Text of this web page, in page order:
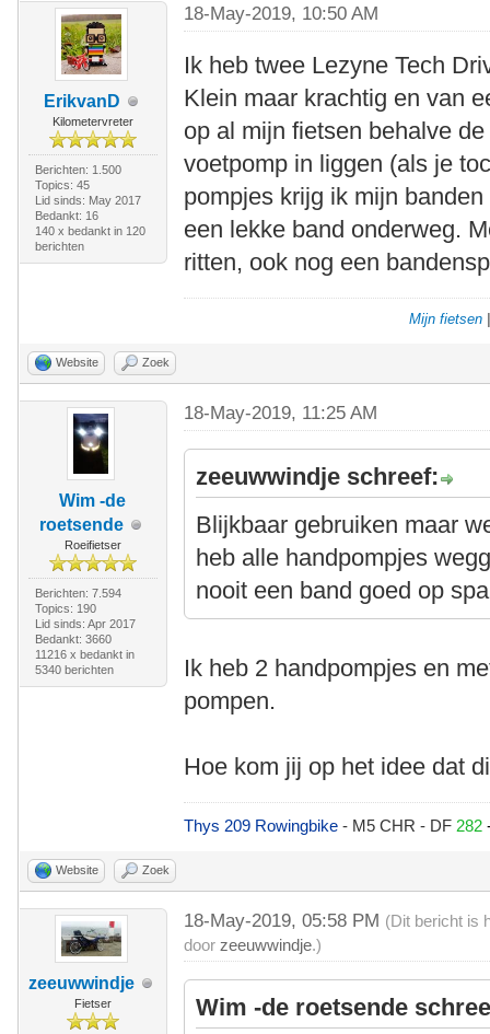
ErikvanD
Kilometervreter
Berichten: 1.500
Topics: 45
Lid sinds: May 2017
Bedankt: 16
140 x bedankt in 120
berichten
18-May-2019, 10:50 AM
Ik heb twee Lezyne Tech
Klein maar krachtig en van
op al mijn fietsen behalve
voetpomp in liggen (als je
pompjes krijg ik mijn
een lekke band onderweg.
ritten, ook nog een
Mijn fietsen
Website Zoek
Wim -de
roetsende
Roeifietser
Berichten: 7.594
Topics: 190
Lid sinds: Apr 2017
Bedankt: 3660
11216 x bedankt in
5340 berichten
18-May-2019, 11:25 AM
zeeuwwindje schreef:
Blijkbaar gebruiken maar
heb alle handpompjes
nooit een band goed op
Ik heb 2 handpompjes en
pompen.
Hoe kom jij op het idee dat
Thys 209 Rowingbike- M5 CHR - DF 282
Website Zoek
zeeuwwindje
Fietser
18-May-2019, 05:58 PM (Dit bericht is
door zeeuwwindje.)
Wim -de roetsende